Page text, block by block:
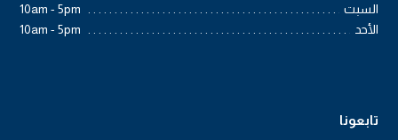
السبت
10am - 5pm
الأحد
10am - 5pm
تابعونا